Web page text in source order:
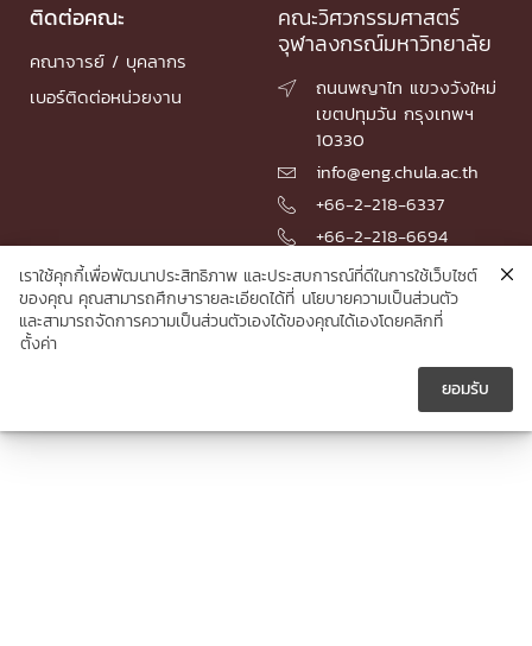

ติดต่อคณะ
คณาจารย์ / บุคลากร
เบอร์ติดต่อหน่วยงาน
คณะวิศวกรรมศาสตร์
จุฬาลงกรณ์มหาวิทยาลัย

ถนนพญาไท แขวงวังใหม่
เขตปทุมวัน กรุงเทพฯ
10330
 info@eng.chula.ac.th
 +66-2-218-6337
 +66-2-218-6694
© 2026 Faculty of Engineering, Chulalongkorn University
เราใช้คุกกี้เพื่อพัฒนาประสิทธิภาพ และประสบการณ์ที่ดีในการใช้เว็บไซต์
ของคุณ คุณสามารถศึกษารายละเอียดได้ที่ นโยบายความเป็นส่วนตัว
และสามารถจัดการความเป็นส่วนตัวเองได้ของคุณได้เองโดยคลิกที่
ตั้งค่า
ยอมรับ